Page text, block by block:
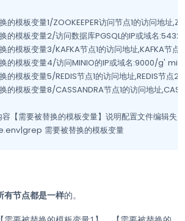
模板变量1/ZOOKEEPER访问节点1的访问地址
的模板变量2/访问数据库PGSQL的IP或域名
模板变量3/KAFKA节点1的访问地址,KAFKA节
的模板变量4/访问MINIO的IP或域名:9000/g'
模板变量5/REDIS节点1的访问地址,REDIS节
模板变量8/CASSANDRA节点1的访问地址
【需要被替换的模板变量】说明配置文件编辑失败
需要被替换的模板变量
有节点都是一样的。